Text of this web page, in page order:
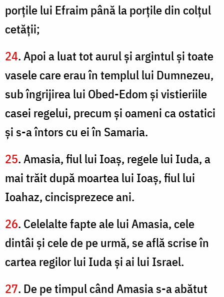
porţile lui Efraim până la porţile din colţul
cetăţii;
24. Apoi a luat tot aurul şi argintul şi toate
vasele care erau în templul lui Dumnezeu,
sub îngrijirea lui Obed-Edom şi vistieriile
casei regelui, precum şi oameni ca ostatici
şi s-a întors cu ei în Samaria.
25. Amasia, fiul lui Ioaş, regele lui Iuda, a
mai trăit după moartea lui Ioaş, fiul lui
Ioahaz, cincisprezece ani.
26. Celelalte fapte ale lui Amasia, cele
dintâi şi cele de pe urmă, se află scrise în
cartea regilor lui Iuda şi ai lui Israel.
27. De pe timpul când Amasia s-a abătut